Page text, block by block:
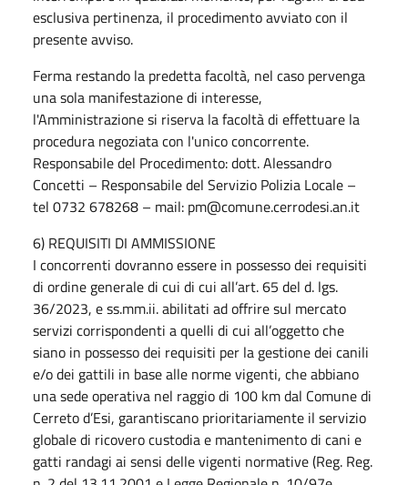
esclusiva pertinenza, il procedimento avviato con il
presente avviso.
Ferma restando la predetta facoltà, nel caso pervenga
una sola manifestazione di interesse,
l'Amministrazione si riserva la facoltà di effettuare la
procedura negoziata con l'unico concorrente.
Responsabile del Procedimento: dott. Alessandro
Concetti – Responsabile del Servizio Polizia Locale –
tel 0732 678268 – mail: pm@comune.cerrodesi.an.it
6) REQUISITI DI AMMISSIONE
I concorrenti dovranno essere in possesso dei requisiti
di ordine generale di cui di cui all’art. 65 del d. lgs.
36/2023, e ss.mm.ii. abilitati ad offrire sul mercato
servizi corrispondenti a quelli di cui all’oggetto che
siano in possesso dei requisiti per la gestione dei canili
e/o dei gattili in base alle norme vigenti, che abbiano
una sede operativa nel raggio di 100 km dal Comune di
Cerreto d’Esi, garantiscano prioritariamente il servizio
globale di ricovero custodia e mantenimento di cani e
gatti randagi ai sensi delle vigenti normative (Reg. Reg.